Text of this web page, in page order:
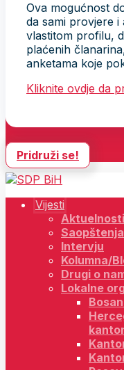
Ova mogućnost
da sami provjere
vlastitom profilu,
plaćenih
anketama koje
Kliknite ovdje da
Pridruži se!
Vijesti
Aktuelnosti
Intervju
Kolumna/
Drugi o
Lokalne